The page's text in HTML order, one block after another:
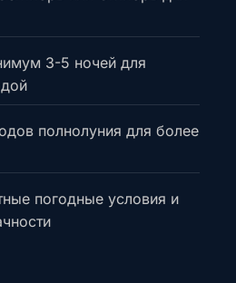
3-5 ночей для
полнолуния для более
погодные условия и